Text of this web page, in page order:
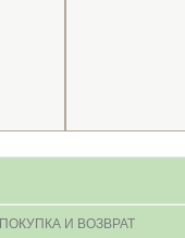
ПОКУПКА И ВОЗВРАТ